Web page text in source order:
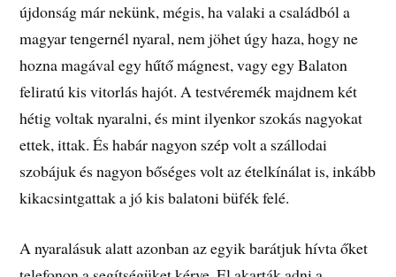
újdonság már nekünk, mégis, ha valaki a családból a
magyar tengernél nyaral, nem jöhet úgy haza, hogy ne
hozna magával egy hűtő mágnest, vagy egy Balaton
feliratú kis vitorlás hajót. A testvéremék majdnem két
hétig voltak nyaralni, és mint ilyenkor szokás nagyokat
ettek, ittak. És habár nagyon szép volt a szállodai
szobájuk és nagyon bőséges volt az ételkínálat is, inkább
kikacsintgattak a jó kis balatoni büfék felé.
A nyaralásuk alatt azonban az egyik barátjuk hívta őket